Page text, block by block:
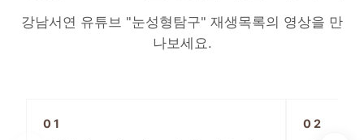
강남서연 유튜브 "눈성형탐구" 재생목록의 영상을 만
나보세요.
01 02